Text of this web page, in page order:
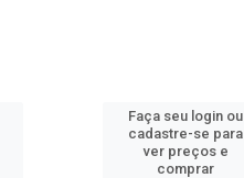
Faça seu login ou
cadastre-se para
ver preços e
comprar